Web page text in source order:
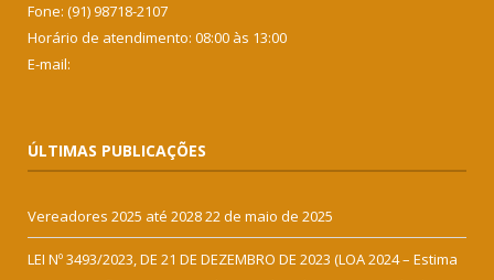
Fone: (91) 98718-2107
Horário de atendimento: 08:00 às 13:00
E-mail:
ÚLTIMAS PUBLICAÇÕES
Vereadores 2025 até 202822 de maio de 2025
LEI Nº 3493/2023, DE 21 DE DEZEMBRO DE 2023 (LOA 2024 – Estima